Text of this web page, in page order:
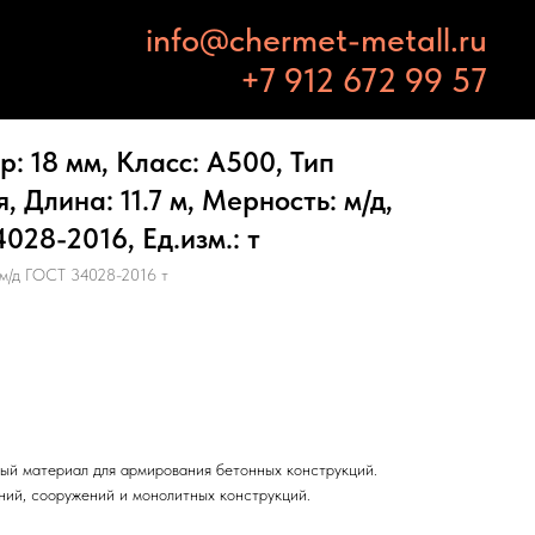
info@chermet-metall.ru
+7 912 672 99 57
18 мм, Класс: А500, Тип
Длина: 11.7 м, Мерность: м/д,
2016, Ед.изм.: т
д ГОСТ 34028-2016 т
материал для армирования бетонных конструкций.
сооружений и монолитных конструкций.